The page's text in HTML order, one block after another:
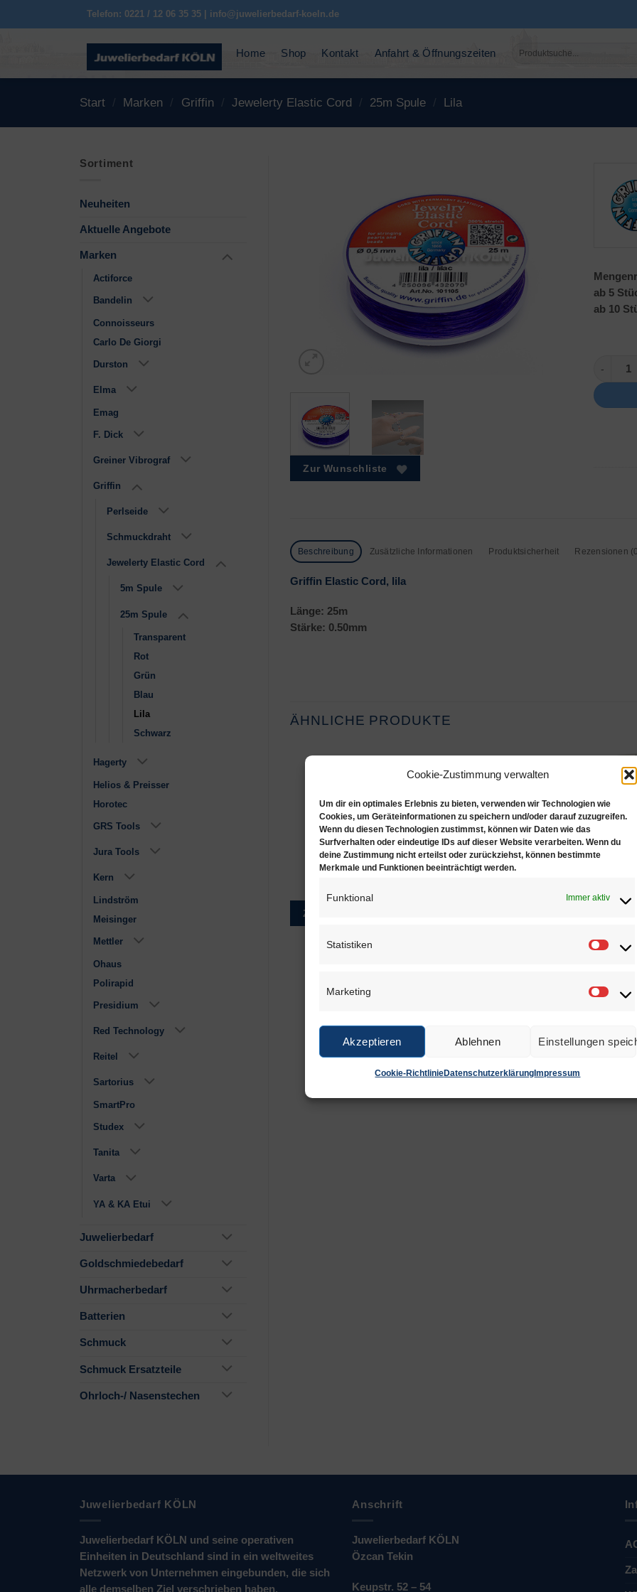
Cookie-Zustimmung verwalten
Um dir ein optimales Erlebnis zu bieten, verwenden wir Technologien wie
Cookies, um Geräteinformationen zu speichern und/oder darauf zuzugreifen.
Wenn du diesen Technologien zustimmst, können wir Daten wie das
Surfverhalten oder eindeutige IDs auf dieser Website verarbeiten. Wenn du
deine Zustimmung nicht erteilst oder zurückziehst, können bestimmte
Merkmale und Funktionen beeinträchtigt werden.
Funktional Immer aktiv
Statistiken
Marketing
Akzeptieren Ablehnen Einstellungen
Cookie-RichtlinieDatenschutzerklärung Impressum
Telefon: 0221 / 12 06 35 35 | info@juwelierbedarf-koeln.de
Home Shop Kontakt Anfahrt & Öffnungszeiten
Suchen
Start / Marken / Griffin / Jewelerty Elastic Cord / 25m Spule / Lila
Sortiment
Neuheiten
Aktuelle Angebote
Marken
Actiforce
Bandelin
Connoisseurs
Carlo De Giorgi
Durston
Elma
Emag
F. Dick
Greiner Vibrograf
Griffin
Perlseide
Schmuckdraht
Jewelerty Elastic Cord
5m Spule
25m Spule
Transparent
Rot
Grün
Blau
Lila
Schwarz
Hagerty
Helios & Preisser
Horotec
GRS Tools
Jura Tools
Kern
Lindström
Meisinger
Mettler
Ohaus
Polirapid
Presidium
Red Technology
Reitel
Sartorius
SmartPro
Studex
Tanita
Varta
YA & KA Etui
Juwelierbedarf
Goldschmiedebedarf
Uhrmacherbedarf
Batterien
Schmuck
Schmuck Ersatzteile
Ohrloch-/ Nasenstechen
Zur Wunschliste
ab 5
ab 10
Ø
Beschreibung Zusätzliche Informationen Produktsicherheit Rezensionen
Griffin Elastic Cord, lila
Länge: 25m
Stärke: 0.50mm
ÄHNLICHE PRODUKTE
Dunkelrosa
€1,35
Zur Wunschliste
Dunkelblau
€1,35
Zur
Juwelierbedarf KÖLN
Juwelierbedarf KÖLN und seine operativen
Einheiten in Deutschland sind in ein weltweites
Netzwerk von Unternehmen eingebunden, die sich
alle demselben Ziel verschrieben haben.
Anschrift
Juwelierbedarf KÖLN
Özcan Tekin
Keupstr. 52 – 54